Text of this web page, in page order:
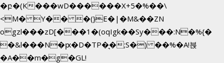
�բ�(K���wD������X+5�%��\
<M� Y�� �(}E�|�M&��ZN
ogzl���zD[���1�(oqIgk��Sy���:N�%{�
�&l���N�ԗ�D�TP�͉�;S�) ��%�A!븑
�A��m�g�GL!